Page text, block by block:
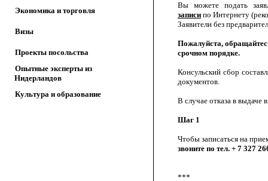
Экономика и торговля
Визы
Проекты посольства
Опытные эксперты из
Нидерландов
Культура и образование
Вы можете подать
записи по Интернету
Заявители без
Пожалуйста,
срочном порядке.
Консульский сбор
документов.
В случае отказа в выдаче
Шаг 1
Чтобы записаться на
звоните по тел. + 7 327
***